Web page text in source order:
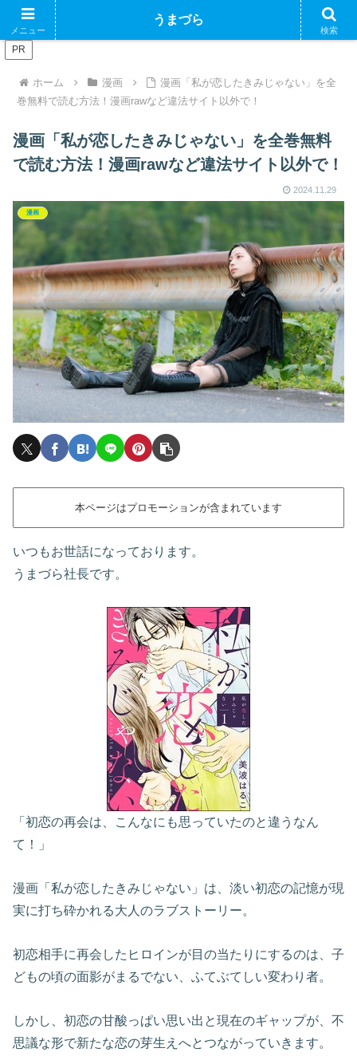
ブログで収益化できるかやってみるブログ
PR
ホーム 漫画
漫画「私が恋したきみじゃない」を全
巻無料で読む方法！漫画rawなど違法サイト以外で！
漫画「私が恋したきみじゃない」を全巻無料
で読む方法！漫画rawなど違法サイト以外で！
2024.11.29
漫画
本ページはプロモーションが含まれています
いつもお世話になっております。
うまづら社長です。
「初恋の再会は、こんなにも思っていたのと違うなん
て！」
漫画「私が恋したきみじゃない」は、淡い初恋の記憶が現
実に打ち砕かれる大人のラブストーリー。
初恋相手に再会したヒロインが目の当たりにするのは、子
どもの頃の面影がまるでない、ふてぶてしい変わり者。
しかし、初恋の甘酸っぱい思い出と現在のギャップが、不
思議な形で新たな恋の芽生えへとつながっていきます。
メニュー
うまづら
検索